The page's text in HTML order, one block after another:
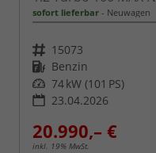
sofort lieferbar Neuwagen
Fahrzeugnr. 15073
Kraftstoff Benzin
Leistung 74 kW (101 PS)
23.04.2026
20.990,– €
inkl. 19% MwSt.